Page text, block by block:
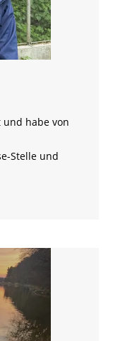
und habe von
Stelle und